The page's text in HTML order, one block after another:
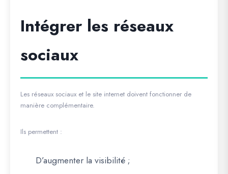
Intégrer les réseaux
sociaux
Les réseaux sociaux et le site internet doivent fonctionner de
manière complémentaire.
Ils permettent :
D’augmenter la visibilité ;